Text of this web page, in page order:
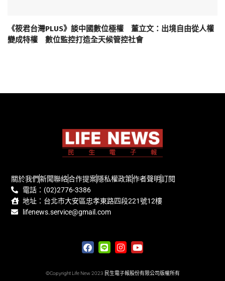
《筱君台灣PLUS》談中國數位極權 董立文：出境自由從人權
變成特權 數位監控打造全天候管控社會
關於我們新聞聯絡合作提案隱私權政策作者聲明訂閱
電話：(02)2776-3386
地址：台北市大安區忠孝東路四段221號12樓
lifenews.service@gmail.com
©Copyright Life New 2023 民生電子報股份有限公司版權所有